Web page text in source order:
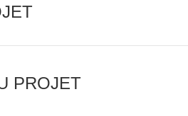
PROJET